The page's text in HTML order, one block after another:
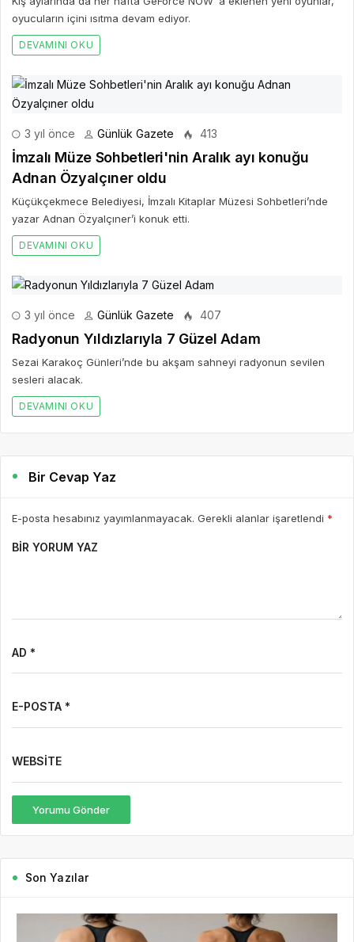
oyucuların içini ısıtma devam ediyor.
DEVAMINI OKU
3 yıl önce Günlük Gazete 413
İmzalı Müze Sohbetleri'nin Aralık ayı konuğu
Adnan Özyalçıner oldu
Küçükçekmece Belediyesi, İmzalı Kitaplar Müzesi Sohbetleri’nde
yazar Adnan Özyalçıner’i konuk etti.
DEVAMINI OKU
3 yıl önce Günlük Gazete 407
Radyonun Yıldızlarıyla 7 Güzel Adam
Sezai Karakoç Günleri’nde bu akşam sahneyi radyonun sevilen
sesleri alacak.
DEVAMINI OKU
Bir Cevap Yaz
E-posta hesabınız yayımlanmayacak. Gerekli alanlar işaretlendi *
BIR YORUM YAZ
AD *
E-POSTA *
WEBSITE
Yorumu Gönder
Son Yazılar